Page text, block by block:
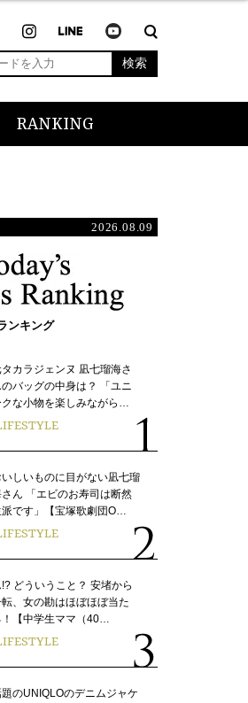
検索
RANKING
2026.08.09
ンキング
カラジェンヌ 凪七瑠海さ
のバッグの中身は？ 「ユニ
クな小物を楽しみながら…
いしいものに目がない凪七瑠
ん 「エビのお寿司は断然
派です」【宝塚歌劇団O…
!? どういうこと？ 安堵から
、女の勘はほぼほぼ当た
！【中学生ママ（40…
のUNIQLOのデニムジャケ